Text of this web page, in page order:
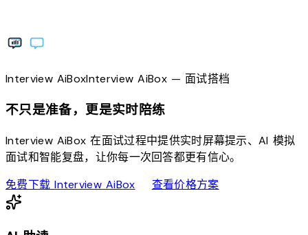
Interview AiBoxInterviewAiBox— 面试搭档
不只是准备，更是实时陪练
Interview AiBox 在面试过程中提供实时屏幕提示、AI 模拟
面试和智能复盘，让你每一次回答都更有信心。
免费下载 Interview AiBoxdownload查看价格方案sell